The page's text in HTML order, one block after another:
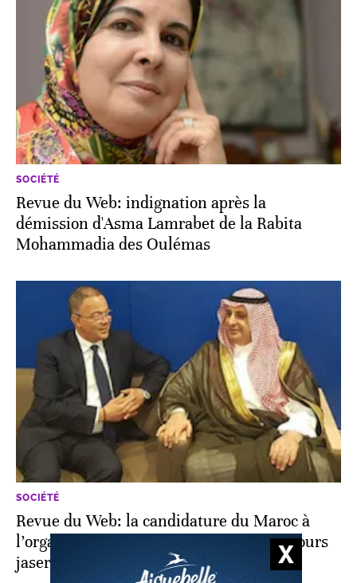
SOCIÉTÉ
Revue du Web: indignation après la
démission d'Asma Lamrabet de la Rabita
Mohammadia des Oulémas
SOCIÉTÉ
Revue du Web: la candidature du Maroc à
l’organisation du Mondial 2026 fait toujours
jaser